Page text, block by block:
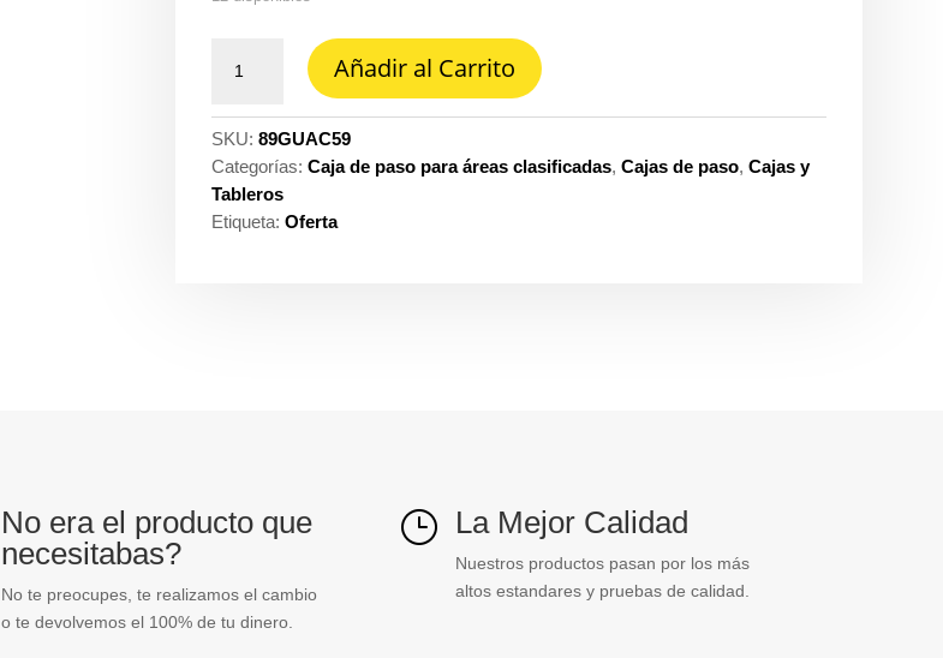
guac
C1D1
ch
Crouse
hinds
Añadir al Carrito
SKU:89GUAC59
Categorías:Caja de paso para áreas clasificadas,Cajas de paso,Cajas y
Tableros
Etiqueta:Oferta
No era el producto que
necesitabas?
No te preocupes, te realizamos el cambio
o te devolvemos el 100% de tu dinero.
} La Mejor Calidad
Nuestros productos pasan por los más
altos estandares y pruebas de calidad.